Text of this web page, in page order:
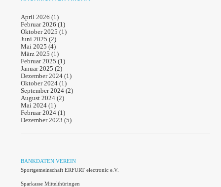
April 2026 (1)
Februar 2026 (1)
Oktober 2025 (1)
Juni 2025 (2)
Mai 2025 (4)
März 2025 (1)
Februar 2025 (1)
Januar 2025 (2)
Dezember 2024 (1)
Oktober 2024 (1)
September 2024 (2)
August 2024 (2)
Mai 2024 (1)
Februar 2024 (1)
Dezember 2023 (5)
BANKDATEN VEREIN
Sportgemeinschaft ERFURT electronic e.V.
Sparkasse Mittelthüringen